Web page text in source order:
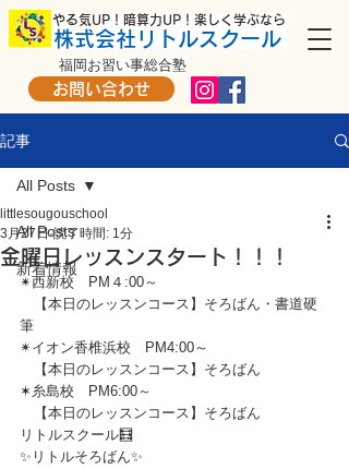
​ やる気UP！暗算力UP！楽しく学ぶなら
株式会社リトルスクール
お問い合わせ
福岡お習い事総合塾
記事
All Posts
新着情報
All Posts
金曜日レッスンスタート！！！
littlesougouschool
3月27日 読了時間: 1分
✴西新校　PM４:00～
【本日のレッスンコース】そろばん・書道硬
筆
✴イオン香椎浜校　PM4:00～
【本日のレッスンコース】そろばん
✶糸島校　PM6:00～
【本日のレッスンコース】そろばん
リトルスクール🧮
✨リトルそろばん✨